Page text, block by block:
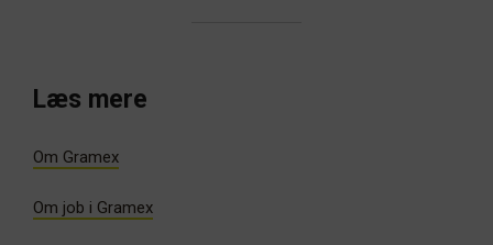
Læs mere
Om Gramex
Om job i Gramex